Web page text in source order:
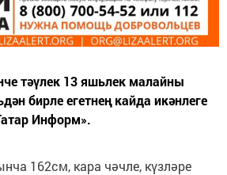
тәүлек 13 яшьлек малайны
бирле егетнең кайда икәнлеге
Информ».
162см, кара чәчле, күзләре